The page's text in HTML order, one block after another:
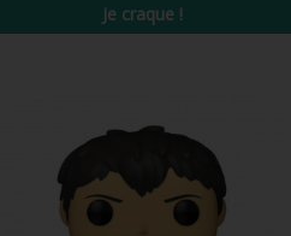
Je craque !